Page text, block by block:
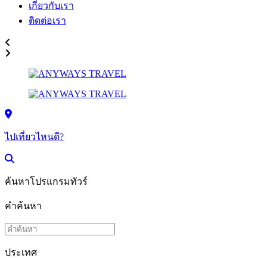
เกี่ยวกับเรา
ติดต่อเรา
ไปเที่ยวไหนดี?
ค้นหาโปรแกรมทัวร์
คำค้นหา
ประเทศ